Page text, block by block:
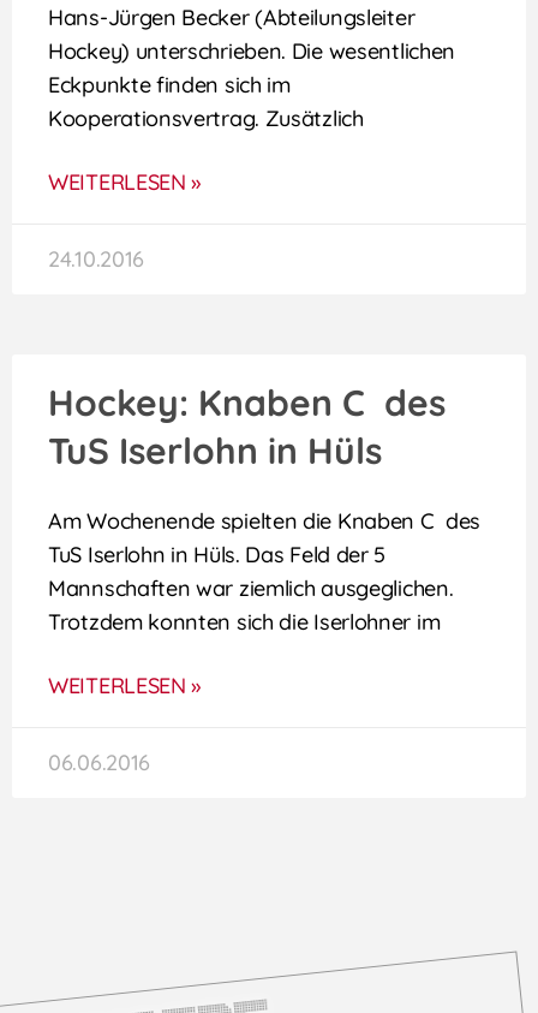
Hans-Jürgen Becker (Abteilungsleiter
Hockey) unterschrieben. Die wesentlichen
Eckpunkte finden sich im
Kooperationsvertrag. Zusätzlich
WEITERLESEN »
24.10.2016
Hockey: Knaben C des
TuS Iserlohn in Hüls
Am Wochenende spielten die Knaben C des
TuS Iserlohn in Hüls. Das Feld der 5
Mannschaften war ziemlich ausgeglichen.
Trotzdem konnten sich die Iserlohner im
WEITERLESEN »
06.06.2016